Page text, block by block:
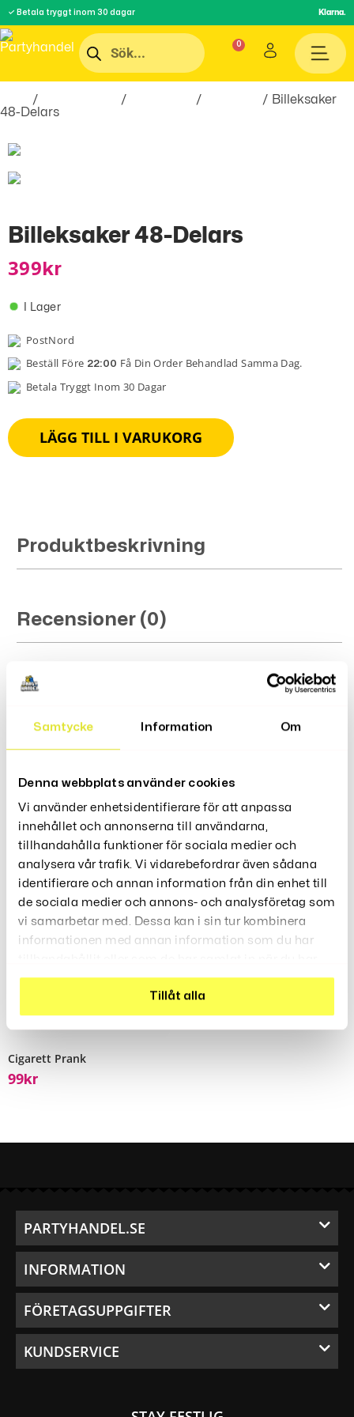
Samtycke Information Om
Denna webbplats använder cookies
Vi använder enhetsidentifierare för att anpassa
innehållet och annonserna till användarna,
tillhandahålla funktioner för sociala medier och
analysera vår trafik. Vi vidarebefordrar även sådana
identifierare och annan information från din enhet till
de sociala medier och annons- och analysföretag som
vi samarbetar med. Dessa kan i sin tur kombinera
informationen med annan information som du har
använt deras tjänster.
Tillåt alla
✓ Betala tryggt inom 30 dagar Klarna.
/ / /
/ Billeksaker
48-Delars
Billeksaker 48-Delars
399 Kr
I Lager
PostNord
Beställ Före 22:00 Få Din Order Behandlad Samma Dag.
Betala Tryggt Inom 30 Dagar
LÄGG TILL I VARUKORG
Produktbeskrivning
Recensioner (0)
Relaterade Produkter
Rea!
Diktafon USB-Minne
379Kr
249Kr
Tändare Med Elchock
69Kr
Cigarett Prank
99Kr
Elchock Prank
PARTYHANDEL.SE
INFORMATION
FÖRETAGSUPPGIFTER
KUNDSERVICE